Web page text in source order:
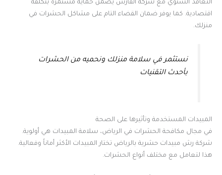
التعاقد السنوي مع شركة الفارس يضمن حماية مستمرة بتكلفة
اقتصادية. كما يوفر ضمان القضاء التام على مشاكل الحشرات في
منزلك.
نستثمر في سلامة منزلك ونحميه من الحشرات
بأحدث التقنيات
المبيدات المستخدمة وتأثيرها على الصحة
في مجال مكافحة الحشرات في الرياض، سلامة المبيدات هي أولوية.
شركة رش مبيدات حشرية بالرياض تختار المبيدات الأكثر أماناً وفعالية.
هذا لتعامل مع مختلف أنواع الحشرات.